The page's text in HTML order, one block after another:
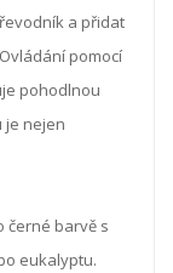
a přidat
pomocí
pohodlnou
je nejen
černé barvě s
eukalyptu.